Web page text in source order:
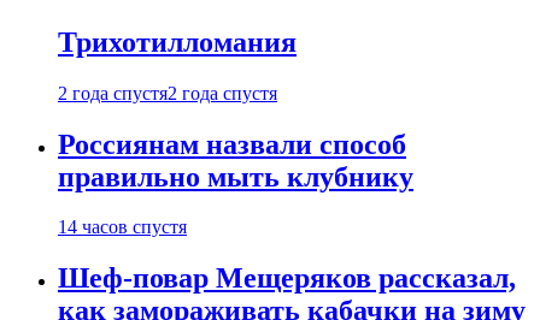
Трихотилломания
2 года спустя2 года спустя
Россиянам назвали способ
правильно мыть клубнику
14 часов спустя
Шеф-повар Мещеряков рассказал,
как замораживать кабачки на зиму